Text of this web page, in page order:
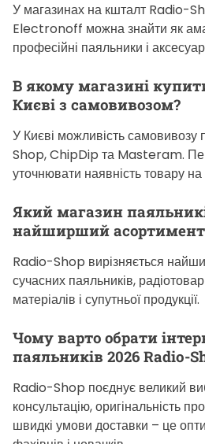
У магазинах на кшталт Radio-
Electronoff можна знайти як
професійні паяльники і
В якому магазині
Києві з самовивозом?
У Києві можливість
Shop, ChipDip та Masteram.
уточнювати наявність товару на
Який магазин
найширший
Radio-Shop вирізняється
сучасних паяльників,
матеріалів і супутньої продукції.
Чому варто обрати
паяльників 2026 Radio-
Radio-Shop поєднує великий
консультацію, оригінальність
швидкі умови доставки – це